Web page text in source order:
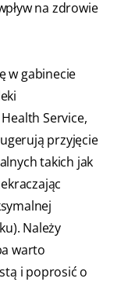
na zdrowie
w gabinecie
Service,
przyjęcie
takich jak
Należy
warto
i poprosić o